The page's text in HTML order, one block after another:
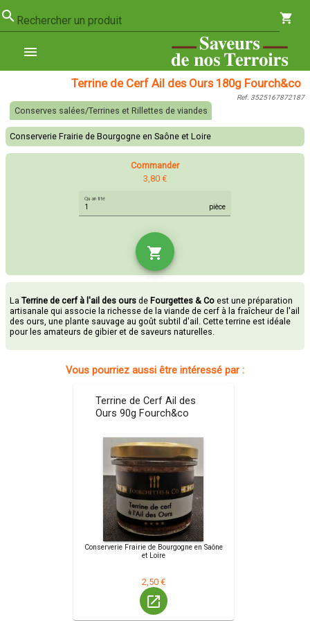
search Rechercher un produit shopping_cart
menu
Terrine de Cerf Ail des Ours 180g Fourch&co
Ref. 3525167872187
Conserves salées/Terrines et Rillettes de viandes
Conserverie Frairie de Bourgogne en Saône et Loire
Commander
3,80 €
Quantité
pièce
shopping_cart
LaTerrine de cerf à l'ail des ours de Fourgettes & Co est une préparation
artisanale qui associe la richesse de la viande de cerf à la fraîcheur de l'ail
des ours, une plante sauvage au goût subtil d'ail. Cette terrine est idéale
pour les amateurs de gibier et de saveurs naturelles.
Vous pourriez aussi être intéressé par :
Terrine de Cerf Ail des
Ours 90g Fourch&co
Conserverie Frairie de Bourgogne en Saône
et Loire
2,50 €
launch